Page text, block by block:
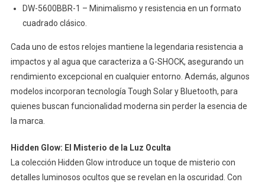
DW-5600BBR-1 – Minimalismo y resistencia en un formato
cuadrado clásico.
Cada uno de estos relojes mantiene la legendaria resistencia a
impactos y al agua que caracteriza a G-SHOCK, asegurando un
rendimiento excepcional en cualquier entorno. Además, algunos
modelos incorporan tecnología Tough Solar y Bluetooth, para
quienes buscan funcionalidad moderna sin perder la esencia de
la marca.
Hidden Glow: El Misterio de la Luz Oculta
La colección Hidden Glow introduce un toque de misterio con
detalles luminosos ocultos que se revelan en la oscuridad. Con